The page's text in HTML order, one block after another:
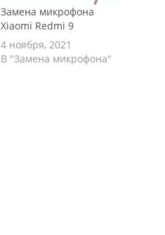
Замена микрофона
Xiaomi Redmi 9
4 ноября, 2021
В "Замена микрофона"